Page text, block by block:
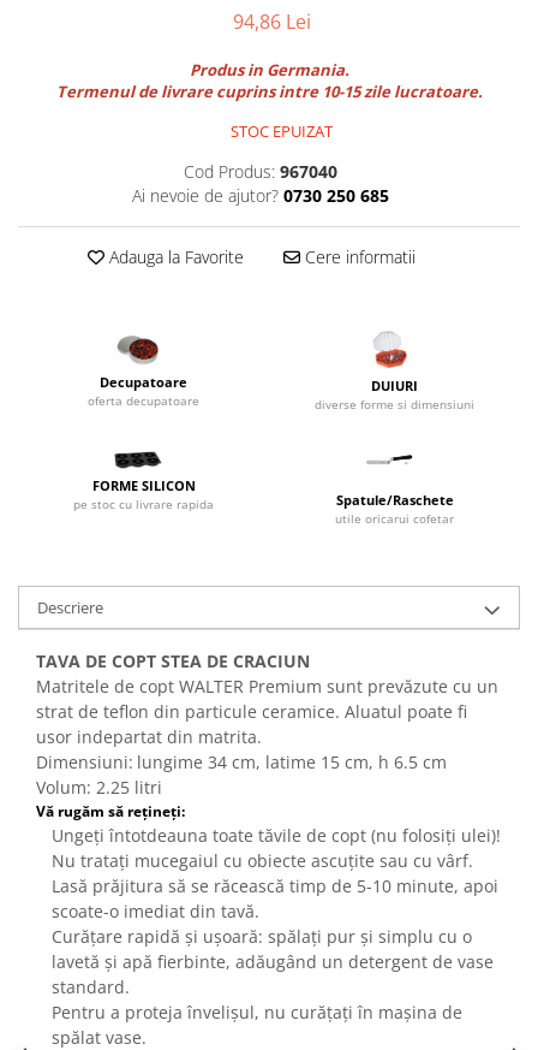
Tavi,Retine Pizza
Storcatoare/ Dozatoare suc Fructe
Sifon Frisca
Aparatura Inghetata
Decupatoare
Geometrice
Mixere planetare
Aparate si Matrite/Chitare
Caramelizator
Masina de Injectat Crema
Palnie/Utilaje Dozare
Pulverizatoare
Utilaje pentru Intins Aluat/fondant
Matrice Patiserie
Forme Briose
Forme Metal
Forme Silicon
Ustensile Decorare
Accesorii Posuri
Maturi si perii
Feliator
Blender termic/Toaster
Formator hamburger
vidat/Ambalaje/Role/Pungi
Bain marie, Incalzitoare diverse
94,86 Lei
Produs in Germania.
Termenul de livrare cuprins intre 10-15 zile lucratoare.
STOC EPUIZAT
Cod Produs: 967040
Ai nevoie de ajutor? 0730 250 685
Adauga la Favorite Cere informatii
Decupatoare
oferta decupatoare
DUIURI
diverse forme si dimensiuni
FORME SILICON
pe stoc cu livrare rapida Spatule/Raschete
utile oricarui cofetar
Descriere
TAVA DE COPT STEA DE CRACIUN
Matritele de copt WALTER Premium sunt prevăzute cu un
strat de teflon din particule ceramice. Aluatul poate fi
usor indepartat din matrita.
Dimensiuni: lungime 34 cm, latime 15 cm, h 6.5 cm
Volum: 2.25 litri
Vă rugăm să rețineți:
Ungeți întotdeauna toate tăvile de copt (nu folosiți ulei)!
Nu tratați mucegaiul cu obiecte ascuțite sau cu vârf.
Lasă prăjitura să se răcească timp de 5-10 minute, apoi
scoate-o imediat din tavă.
Curățare rapidă și ușoară: spălați pur și simplu cu o
lavetă și apă fierbinte, adăugând un detergent de vase
standard.
Pentru a proteja învelișul, nu curățați în mașina de
spălat vase.